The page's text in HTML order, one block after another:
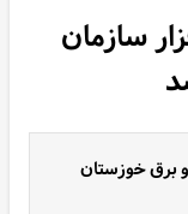
سازمان
برق خوزستان